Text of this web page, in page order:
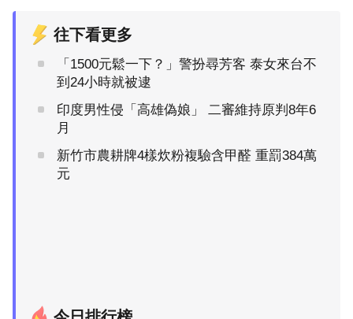
往下看更多
「1500元鬆一下？」警扮尋芳客 泰女來台不
到24小時就被逮
印度男性侵「高雄偽娘」 二審維持原判8年6
月
新竹市農耕牌4樣炊粉複驗含甲醛 重罰384萬
元